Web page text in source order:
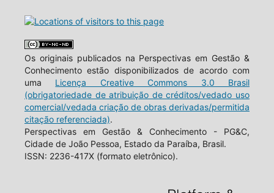
Os originais publicados na Perspectivas em Gestão &
Conhecimento estão disponibilizados de acordo com
uma Licença Creative Commons 3.0 Brasil
(obrigatoriedade de atribuição de créditos/vedado uso
comercial/vedada criação de obras derivadas/permitida
citação referenciada).
Perspectivas em Gestão & Conhecimento - PG&C,
Cidade de João Pessoa, Estado da Paraíba, Brasil.
ISSN: 2236-417X (formato eletrônico).